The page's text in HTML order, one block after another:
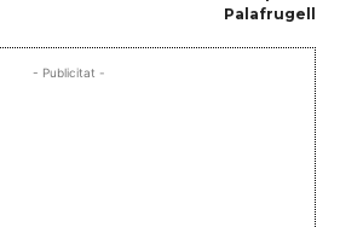
Palafrugell
- Publicitat -